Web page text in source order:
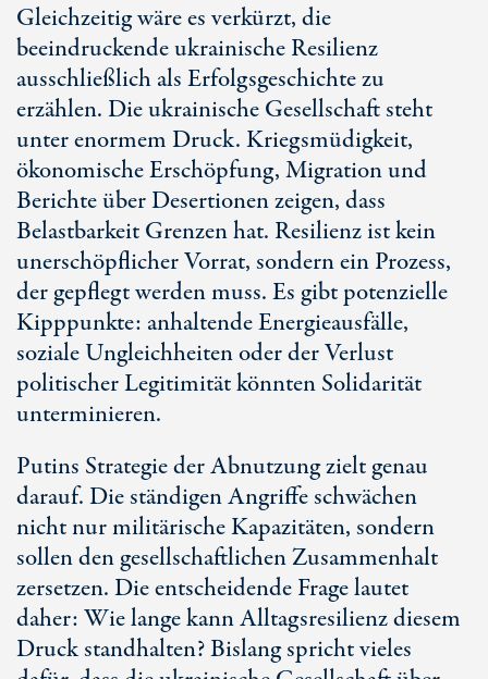
Gleichzeitig wäre es verkürzt, die
beeindruckende ukrainische Resilienz
ausschließlich als Erfolgsgeschichte zu
erzählen. Die ukrainische Gesellschaft steht
unter enormem Druck. Kriegsmüdigkeit,
ökonomische Erschöpfung, Migration und
Berichte über Desertionen zeigen, dass
Belastbarkeit Grenzen hat. Resilienz ist kein
unerschöpflicher Vorrat, sondern ein Prozess,
der gepflegt werden muss. Es gibt potenzielle
Kipppunkte: anhaltende Energieausfälle,
soziale Ungleichheiten oder der Verlust
politischer Legitimität könnten Solidarität
unterminieren.
Putins Strategie der Abnutzung zielt genau
darauf. Die ständigen Angriffe schwächen
nicht nur militärische Kapazitäten, sondern
sollen den gesellschaftlichen Zusammenhalt
zersetzen. Die entscheidende Frage lautet
daher: Wie lange kann Alltagsresilienz diesem
Druck standhalten? Bislang spricht vieles